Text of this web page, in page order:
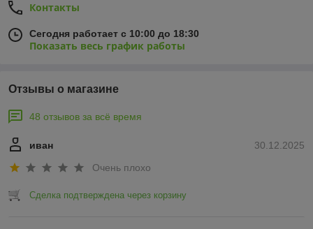
Контакты
Сегодня работает с 10:00 до 18:30
Показать весь график работы
Отзывы о магазине
48 отзывов за всё время
30.12.2025
иван
Очень плохо
Сделка подтверждена через корзину